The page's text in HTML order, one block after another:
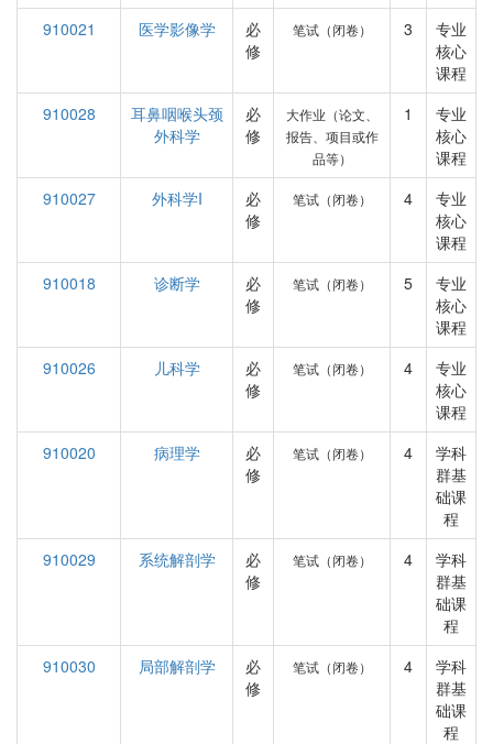
910021
医学影像学
必
修
笔试（闭卷） 3
专业
核心
课程
910028
耳鼻咽喉头颈
外科学
必
修
大作业（论文、
报告、项目或作
品等）
1
专业
核心
课程
910027
外科学I
必
修
笔试（闭卷） 4
专业
核心
课程
910018
诊断学
必
修
笔试（闭卷） 5
专业
核心
课程
910026
儿科学
必
修
笔试（闭卷） 4
专业
核心
课程
910020
病理学
必
修
笔试（闭卷） 4
学科
群基
础课
程
910029
系统解剖学
必
修
笔试（闭卷） 4
学科
群基
础课
程
910030
局部解剖学
必
修
笔试（闭卷） 4
学科
群基
础课
程